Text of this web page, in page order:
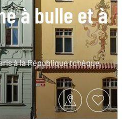
à bulle et à
à la République tchèque,